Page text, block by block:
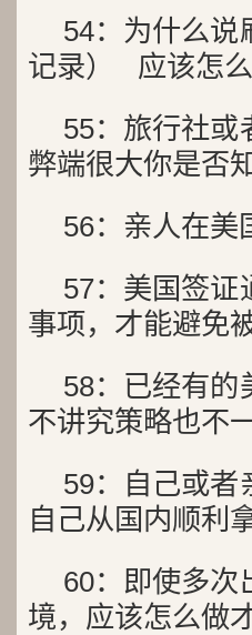
54：为什么说
记录） 应该怎
55：旅行社或
弊端很大你是否
56：亲人在
57：美国签证
事项，才能避免
58：已经有的
不讲究策略也不
59：自己或者
自己从国内顺利
60：即使多次
境，应该怎么做